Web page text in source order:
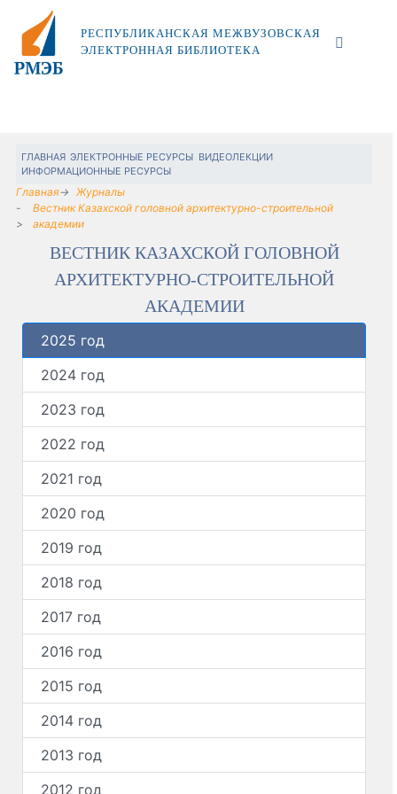
РЕСПУБЛИКАНСКАЯ МЕЖВУЗОВСКАЯ
ЭЛЕКТРОННАЯ БИБЛИОТЕКА
ГЛАВНАЯ ЭЛЕКТРОННЫЕ РЕСУРСЫ ВИДЕОЛЕКЦИИ
ИНФОРМАЦИОННЫЕ РЕСУРСЫ
Главная
Журналы
Вестник Казахской головной архитектурно-строительной
академии
ВЕСТНИК КАЗАХСКОЙ ГОЛОВНОЙ
АРХИТЕКТУРНО-СТРОИТЕЛЬНОЙ
АКАДЕМИИ
2025 год
2024 год
2023 год
2022 год
2021 год
2020 год
2019 год
2018 год
2017 год
2016 год
2015 год
2014 год
2013 год
2012 год